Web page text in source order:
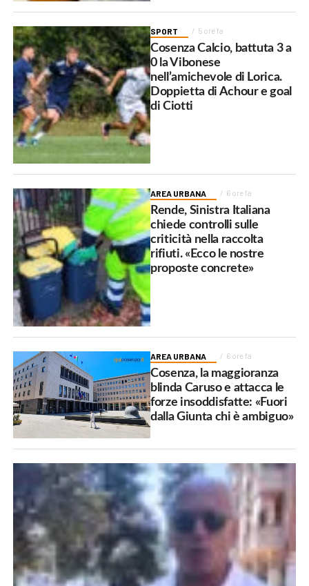
SPORT 5 ore fa
Cosenza Calcio, battuta 3 a
0 la Vibonese
nell’amichevole di Lorica.
Doppietta di Achour e goal
di Ciotti
AREA URBANA 6 ore fa
Rende, Sinistra Italiana
chiede controlli sulle
criticità nella raccolta
rifiuti. «Ecco le nostre
proposte concrete»
AREA URBANA 6 ore fa
Cosenza, la maggioranza
blinda Caruso e attacca le
forze insoddisfatte: «Fuori
dalla Giunta chi è ambiguo»